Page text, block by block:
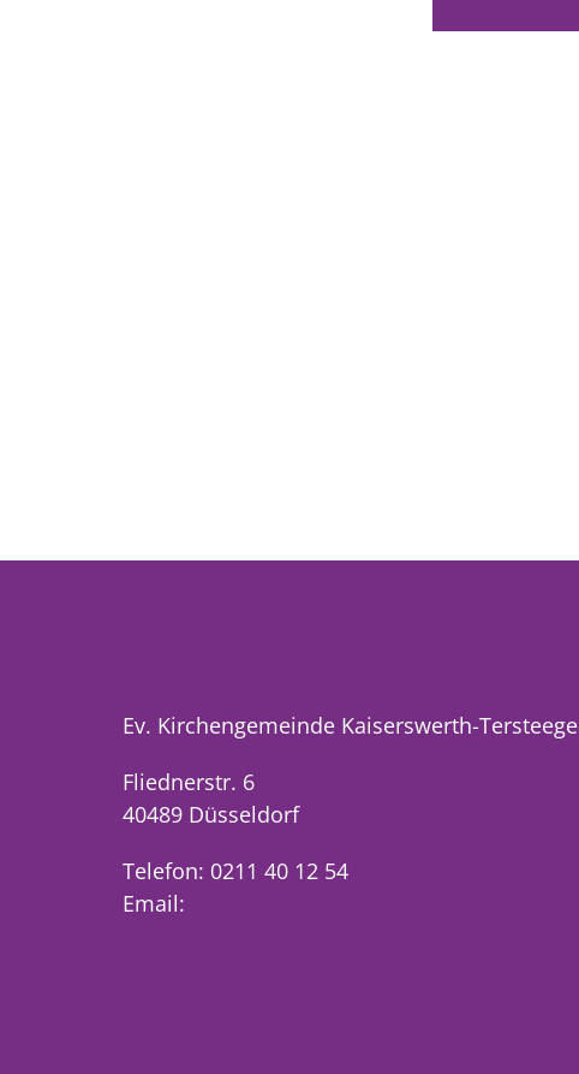
Ev. Kirchengemeinde Kaiserswerth-
Fliednerstr. 6
40489 Düsseldorf
Telefon: 0211 40 12 54
Email: